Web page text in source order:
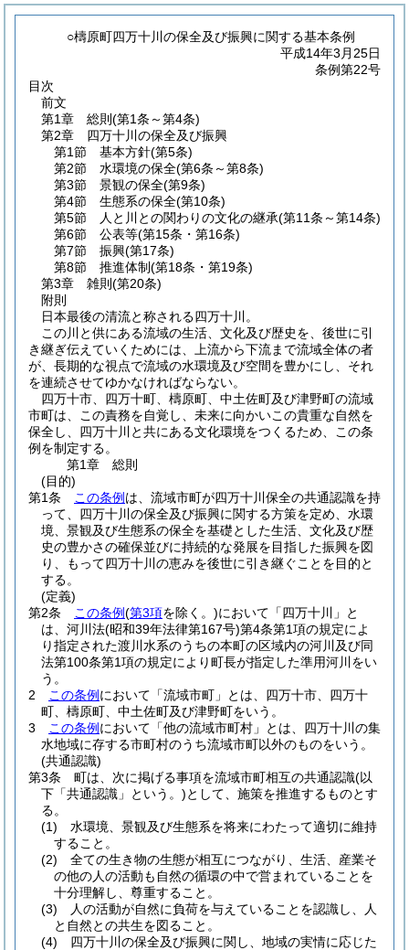
○檮原町四万十川の保全及び振興に関する基本条例
平成14年3月25日
条例第22号
目次
前文
第1章
総則 (第1条～第4条)
第2章
四万十川の保全及び振興
第1節
基本方針(第5条)
第2節
水環境の保全(第6条～第8条)
第3節
景観の保全(第9条)
第4節
生態系の保全(第10条)
第5節
人と川との関わりの文化の継承(第11条～第14条)
第6節
公表等(第15条・第16条)
第7節
振興(第17条)
第8節
推進体制(第18条・第19条)
第3章
雑則 (第20条)
附則
日本最後の清流と称される四万十川。
この川と供にある流域の生活、文化及び歴史を、後世に引
き継ぎ伝えていくためには、上流から下流まで流域全体の者
が、長期的な視点で流域の水環境及び空間を豊かにし、それ
を連続させてゆかなければならない。
四万十市、四万十町、檮原町、中土佐町及び津野町の流域
市町は、この責務を自覚し、未来に向かいこの貴重な自然を
保全し、四万十川と共にある文化環境をつくるため、この条
例を制定する。
第1章
総則
(目的)
第1条
この条例 は、流域市町が四万十川保全の共通認識を持
って、四万十川の保全及び振興に関する方策を定め、水環
境、景観及び生態系の保全を基礎とした生活、文化及び歴
史の豊かさの確保並びに持続的な発展を目指した振興を図
り、もって四万十川の恵みを後世に引き継ぐことを目的と
する。
(定義)
第2条
この条例(第3項を除く。)において「四万十川」と
は、河川法(昭和39年法律第167号)第4条第1項の規定によ
り指定された渡川水系のうちの本町の区域内の河川及び同
法第100条第1項の規定により町長が指定した準用河川をい
う。
2
この条例 において「流域市町」とは、四万十市、四万十
町、檮原町、中土佐町及び津野町をいう。
3
この条例 において「他の流域市町村」とは、四万十川の集
水地域に存する市町村のうち流域市町以外のものをいう。
(共通認識)
第3条
町は、次に掲げる事項を流域市町相互の共通認識(以
下「共通認識」という。)として、施策を推進するものとす
る。
(1)
水環境、景観及び生態系を将来にわたって適切に維持
すること。
(2)
全ての生き物の生態が相互につながり、生活、産業そ
の他の人の活動も自然の循環の中で営まれていることを
十分理解し、尊重すること。
(3)
人の活動が自然に負荷を与えていることを認識し、人
と自然との共生を図ること。
(4)
四万十川の保全及び振興に関し、地域の実情に応じた